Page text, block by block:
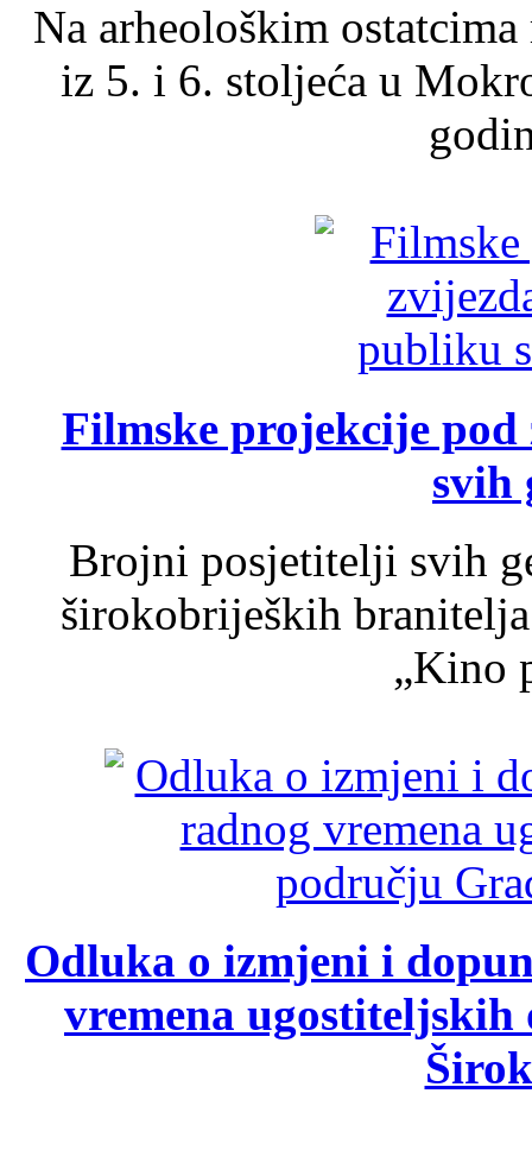
Na arheološkim
iz 5. i 6. stoljeća u
Filmske projekcije
svih
Brojni posjetitelji svih
širokobrijeških
„Kino
Odluka o izmjeni i
vremena